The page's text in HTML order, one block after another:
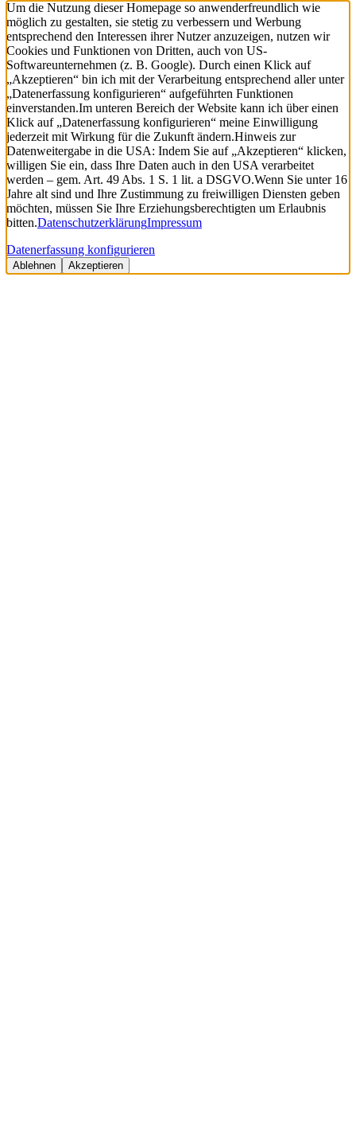
Um die Nutzung dieser Homepage so anwenderfreundlich wie
möglich zu gestalten, sie stetig zu verbessern und Werbung
entsprechend den Interessen ihrer Nutzer anzuzeigen, nutzen wir
Cookies und Funktionen von Dritten, auch von US-
Softwareunternehmen (z. B. Google). Durch einen Klick auf
„Akzeptieren“ bin ich mit der Verarbeitung entsprechend aller unter
„Datenerfassung konfigurieren“ aufgeführten Funktionen
einverstanden.Im unteren Bereich der Website kann ich über einen
Klick auf „Datenerfassung konfigurieren“ meine Einwilligung
jederzeit mit Wirkung für die Zukunft ändern.Hinweis zur
Datenweitergabe in die USA: Indem Sie auf „Akzeptieren“ klicken,
willigen Sie ein, dass Ihre Daten auch in den USA verarbeitet
werden – gem. Art. 49 Abs. 1 S. 1 lit. a DSGVO.Wenn Sie unter 16
Jahre alt sind und Ihre Zustimmung zu freiwilligen Diensten geben
möchten, müssen Sie Ihre Erziehungsberechtigten um Erlaubnis
bitten.DatenschutzerklärungImpressum
Datenerfassung konfigurieren
Ablehnen Akzeptieren